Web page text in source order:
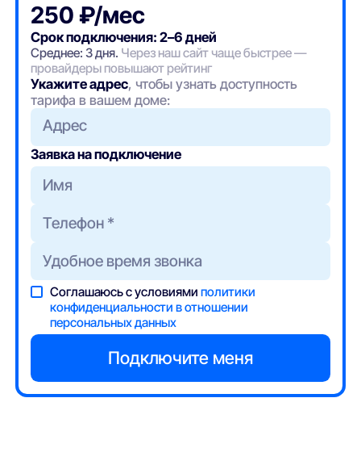
250 ₽/мес
Срок подключения: 2–6 дней
Среднее: 3 дня. Через наш сайт чаще быстрее —
провайдеры повышают рейтинг
Укажите адрес, чтобы узнать доступность
тарифа в вашем доме:
Адрес
Заявка на подключение
Соглашаюсь с условиямиполитики
конфиденциальности в отношении
персональных данных